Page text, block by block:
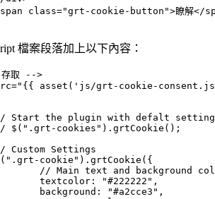
檔案段落加上以下內容：
取 -->